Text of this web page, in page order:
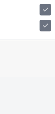
check
check